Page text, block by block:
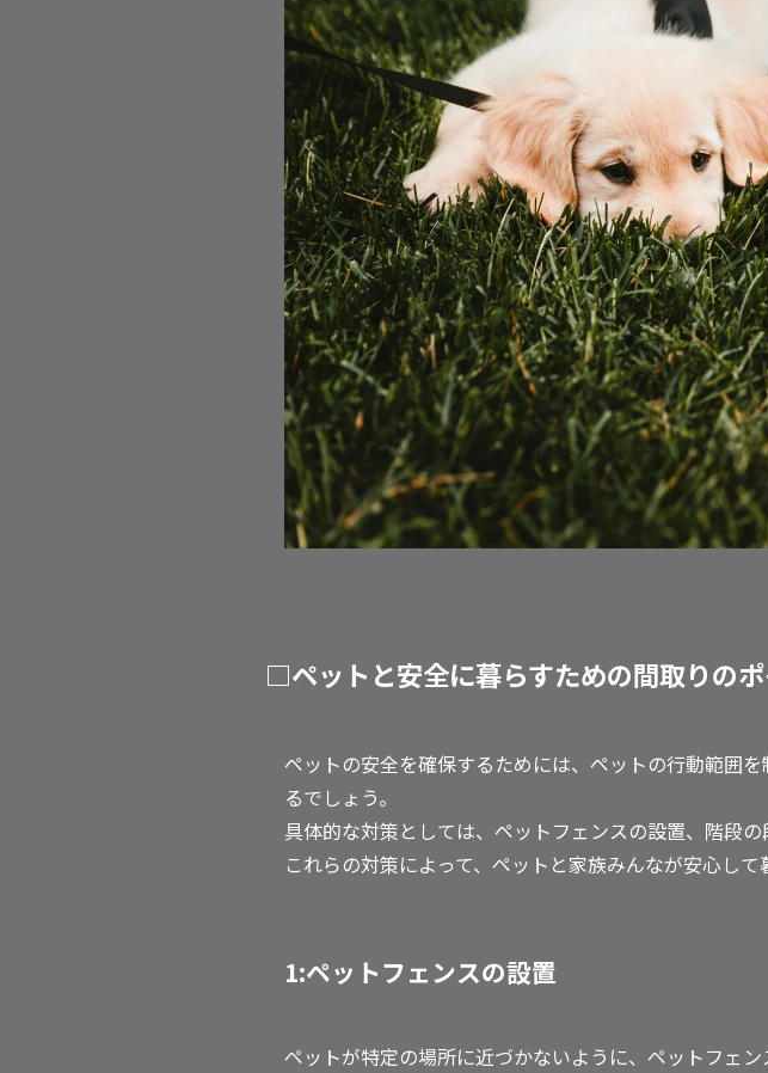
□ペットと安全に暮らすための間取りの
ペットの安全を確保するためには、ペットの行動範囲
るでしょう。
具体的な対策としては、ペットフェンスの設置、階段
これらの対策によって、ペットと家族みんなが安心して
1:ペットフェンスの設置
ペットが特定の場所に近づかないように、ペットフェン